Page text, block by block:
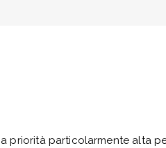
priorità particolarmente alta